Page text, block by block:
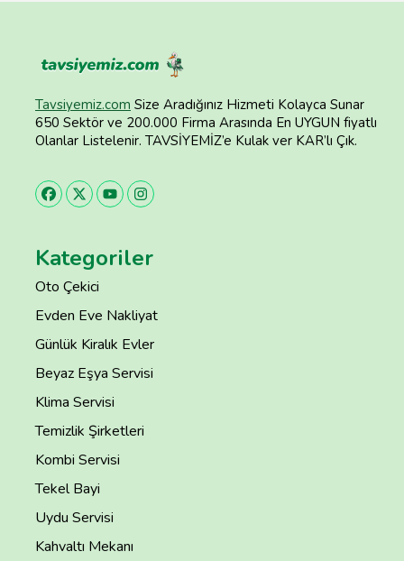
Tavsiyemiz.com Size Aradığınız Hizmeti Kolayca Sunar
650 Sektör ve 200.000 Firma Arasında En UYGUN fiyatlı
Olanlar Listelenir. TAVSİYEMİZ’e Kulak ver KAR’lı Çık.
Kategoriler
Oto Çekici
Evden Eve Nakliyat
Günlük Kiralık Evler
Beyaz Eşya Servisi
Klima Servisi
Temizlik Şirketleri
Kombi Servisi
Tekel Bayi
Uydu Servisi
Kahvaltı Mekanı